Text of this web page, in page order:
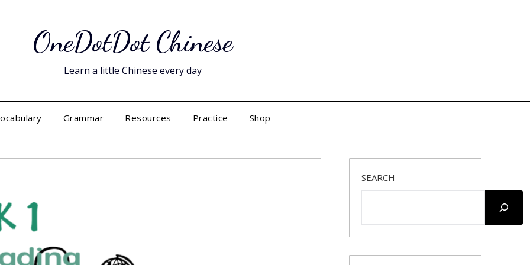
OneDotDot Chinese
Learn a little Chinese every day
Grammar Resources Practice Shop
SEARCH